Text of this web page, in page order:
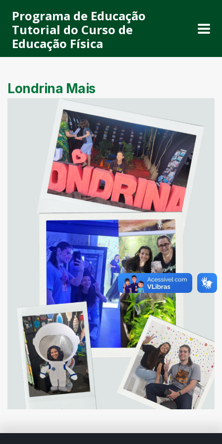
Programa de Educação
Tutorial do Curso de
Educação Física
Londrina Mais